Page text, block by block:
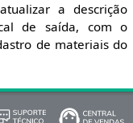
a descrição
de saída, com o
de materiais do